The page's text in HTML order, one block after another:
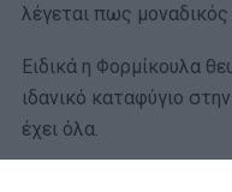
λέγεται πως μοναδικός
Ειδικά η Φορμίκουλα
ιδανικό καταφύγιο
έχει όλα.